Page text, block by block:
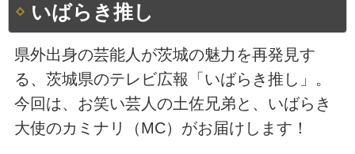
いばらき推し
県外出身の芸能人が茨城の魅力を再発見す
る、茨城県のテレビ広報「いばらき推し」。
今回は、お笑い芸人の土佐兄弟と、いばらき
大使のカミナリ（MC）がお届けします！